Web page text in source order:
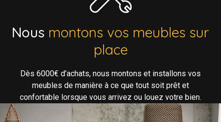
Nous montons vos meubles sur
place
Dès 6000€ d’achats, nous montons et installons vos
meubles de manière à ce que tout soit prêt et
confortable lorsque vous arrivez ou louez votre bien.